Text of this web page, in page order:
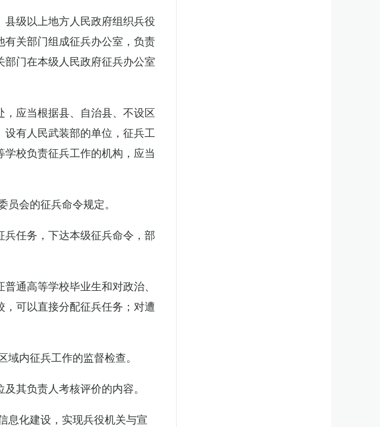
级以上地方人民政府组织兵役
关部门组成征兵办公室，负责
门在本级人民政府征兵办公室
应当根据县、自治县、不设区
有人民武装部的单位，征兵工
校负责征兵工作的机构，应当
会的征兵命令规定。
任务，下达本级征兵命令，部
通高等学校毕业生和对政治、
可以直接分配征兵任务；对遭
内征兵工作的监督检查。
其负责人考核评价的内容。
息化建设，实现兵役机关与宣